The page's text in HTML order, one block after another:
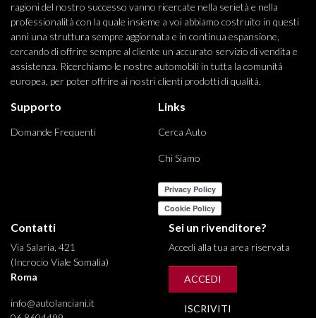
ragioni del nostro successo vanno ricercate nella serietà e nella
professionalità con la quale insieme a voi abbiamo costruito in questi
anni una struttura sempre aggiornata e in continua espansione,
cercando di offrire sempre al cliente un accurato servizio di vendita e
assistenza. Ricerchiamo le nostre automobili in tutta la comunità
europea, per poter offrire ai nostri clienti prodotti di qualità.
Supporto
Domande Frequenti
Links
Cerca Auto
Chi Siamo
Contatti
Via Salaria, 421
(Incrocio Viale Somalia)
Roma
info@autolanciani.it
Sei un rivenditore?
Accedi alla tua area riservata
ACCEDI
ISCRIVITI